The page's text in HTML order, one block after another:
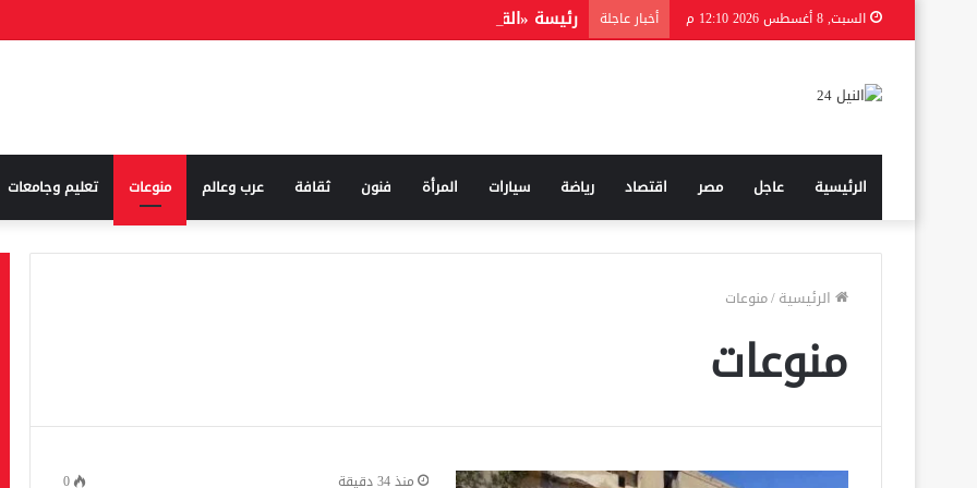
السبت, 8 أغسطس 2026 12:10 م أخبار عاجلة
الرئيسية عاجل مصر اقتصاد رياضة سيارات المرأة فنون ثقافة عرب وعالم منوعات تعليم وجامعات
الرئيسية/منوعات
منوعات
منذ 34 دقيقة 0